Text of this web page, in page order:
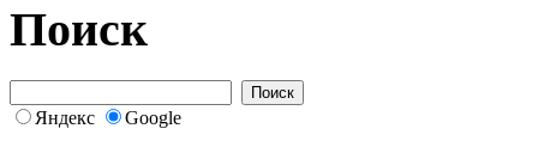
Поиск
Яндекс Google